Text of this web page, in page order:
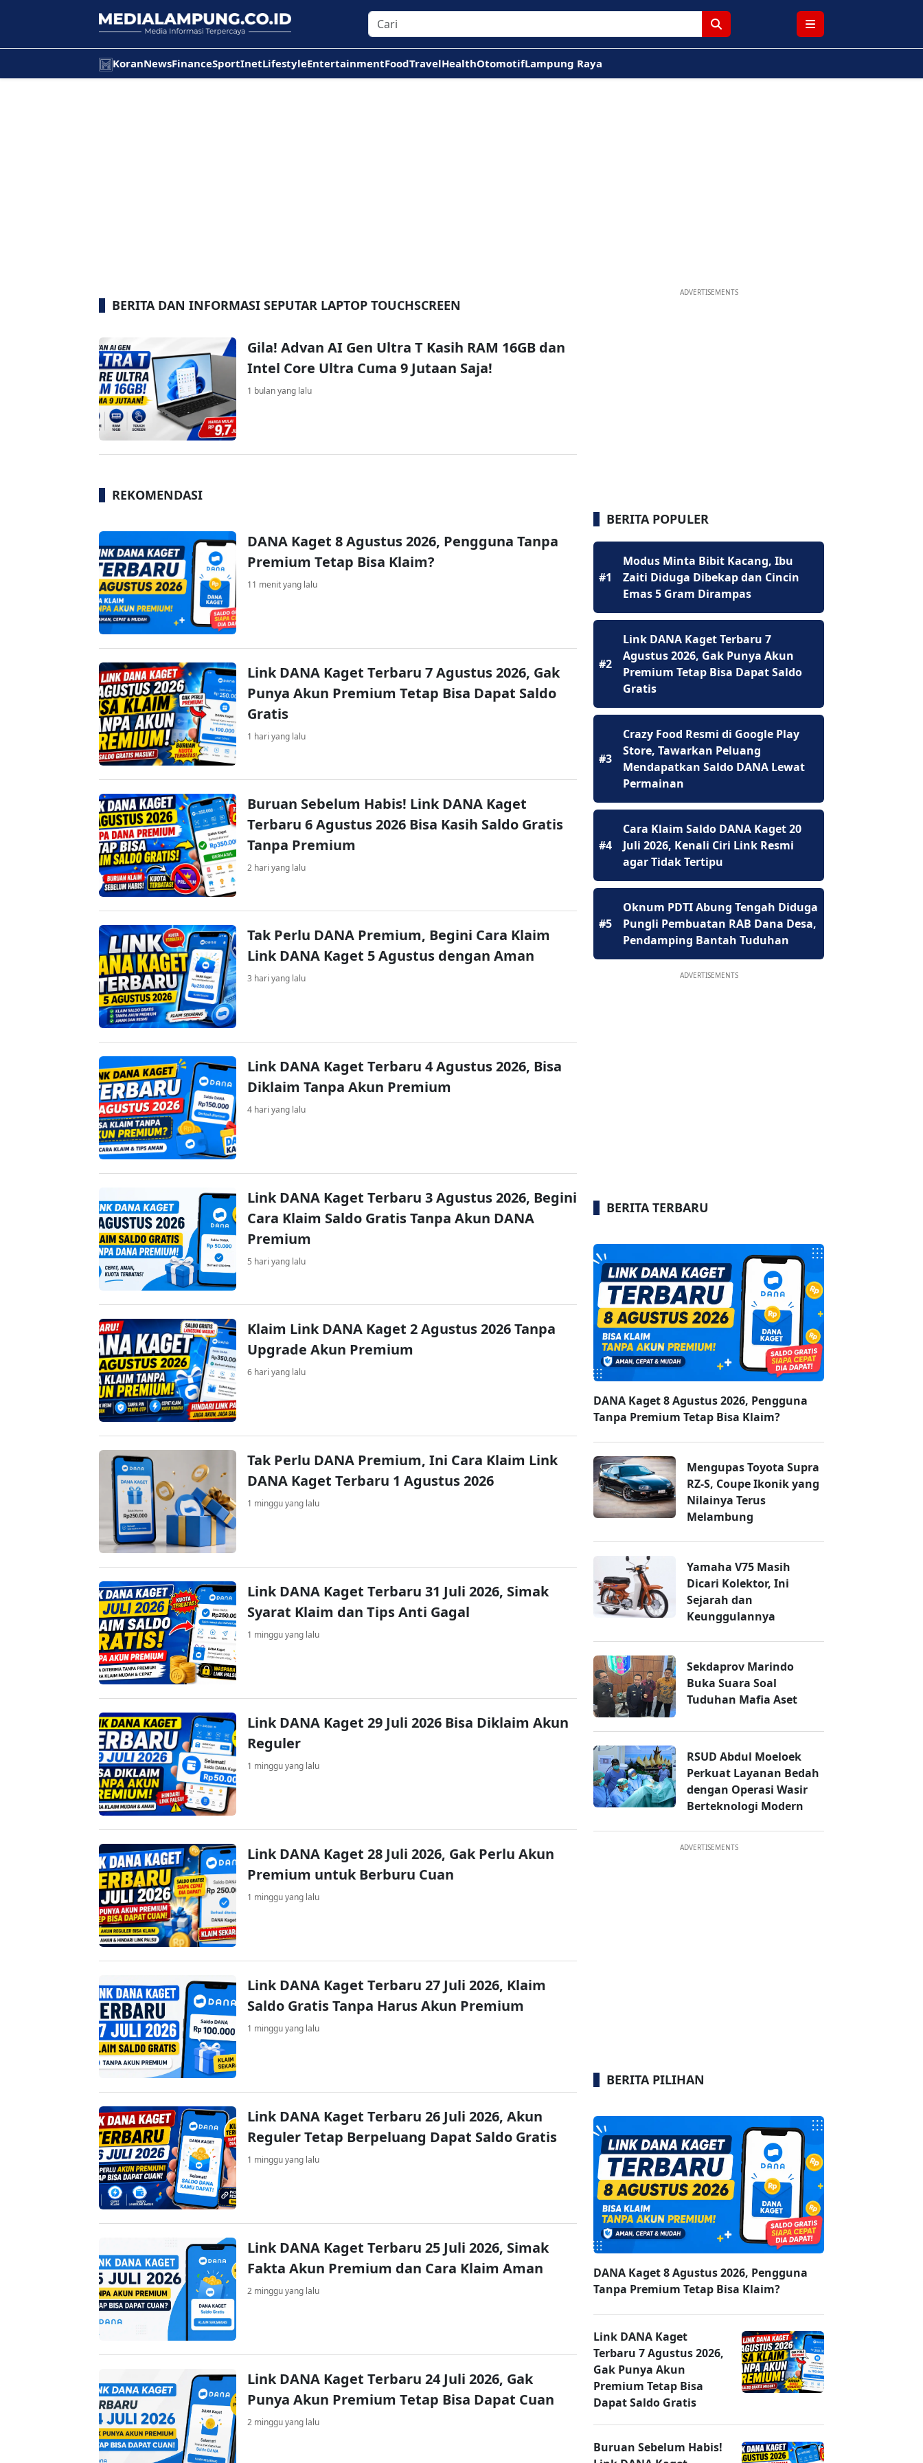
KoranNewsFinanceSportInetLifestyleEntertainmentFoodTravelHealthOtomotifLampung Raya
BERITA DAN INFORMASI SEPUTAR LAPTOP TOUCHSCREEN
Gila! Advan AI Gen Ultra T Kasih RAM 16GB dan
Intel Core Ultra Cuma 9 Jutaan Saja!
1 bulan yang lalu
REKOMENDASI
DANA Kaget 8 Agustus 2026, Pengguna Tanpa
Premium Tetap Bisa Klaim?
11 menit yang lalu
Link DANA Kaget Terbaru 7 Agustus 2026, Gak
Punya Akun Premium Tetap Bisa Dapat Saldo
Gratis
1 hari yang lalu
Buruan Sebelum Habis! Link DANA Kaget
Terbaru 6 Agustus 2026 Bisa Kasih Saldo Gratis
Tanpa Premium
2 hari yang lalu
Tak Perlu DANA Premium, Begini Cara Klaim
Link DANA Kaget 5 Agustus dengan Aman
3 hari yang lalu
Link DANA Kaget Terbaru 4 Agustus 2026, Bisa
Diklaim Tanpa Akun Premium
4 hari yang lalu
Link DANA Kaget Terbaru 3 Agustus 2026, Begini
Cara Klaim Saldo Gratis Tanpa Akun DANA
Premium
5 hari yang lalu
Klaim Link DANA Kaget 2 Agustus 2026 Tanpa
Upgrade Akun Premium
6 hari yang lalu
Tak Perlu DANA Premium, Ini Cara Klaim Link
DANA Kaget Terbaru 1 Agustus 2026
1 minggu yang lalu
Link DANA Kaget Terbaru 31 Juli 2026, Simak
Syarat Klaim dan Tips Anti Gagal
1 minggu yang lalu
Link DANA Kaget 29 Juli 2026 Bisa Diklaim Akun
Reguler
1 minggu yang lalu
Link DANA Kaget 28 Juli 2026, Gak Perlu Akun
Premium untuk Berburu Cuan
1 minggu yang lalu
Link DANA Kaget Terbaru 27 Juli 2026, Klaim
Saldo Gratis Tanpa Harus Akun Premium
1 minggu yang lalu
Link DANA Kaget Terbaru 26 Juli 2026, Akun
Reguler Tetap Berpeluang Dapat Saldo Gratis
1 minggu yang lalu
Link DANA Kaget Terbaru 25 Juli 2026, Simak
Fakta Akun Premium dan Cara Klaim Aman
2 minggu yang lalu
Link DANA Kaget Terbaru 24 Juli 2026, Gak
Punya Akun Premium Tetap Bisa Dapat Cuan
2 minggu yang lalu
ADVERTISEMENTS
BERITA POPULER
#1
Modus Minta Bibit Kacang, Ibu
Zaiti Diduga Dibekap dan Cincin
Emas 5 Gram Dirampas
#2
Link DANA Kaget Terbaru 7
Agustus 2026, Gak Punya Akun
Premium Tetap Bisa Dapat Saldo
Gratis
#3
Crazy Food Resmi di Google Play
Store, Tawarkan Peluang
Mendapatkan Saldo DANA Lewat
Permainan
#4
Cara Klaim Saldo DANA Kaget 20
Juli 2026, Kenali Ciri Link Resmi
agar Tidak Tertipu
#5
Oknum PDTI Abung Tengah Diduga
Pungli Pembuatan RAB Dana Desa,
Pendamping Bantah Tuduhan
ADVERTISEMENTS
BERITA TERBARU
DANA Kaget 8 Agustus 2026, Pengguna
Tanpa Premium Tetap Bisa Klaim?
Mengupas Toyota Supra
RZ-S, Coupe Ikonik yang
Nilainya Terus
Melambung
Yamaha V75 Masih
Dicari Kolektor, Ini
Sejarah dan
Keunggulannya
Sekdaprov Marindo
Buka Suara Soal
Tuduhan Mafia Aset
RSUD Abdul Moeloek
Perkuat Layanan Bedah
dengan Operasi Wasir
Berteknologi Modern
ADVERTISEMENTS
BERITA PILIHAN
DANA Kaget 8 Agustus 2026, Pengguna
Tanpa Premium Tetap Bisa Klaim?
Link DANA Kaget
Terbaru 7 Agustus 2026,
Gak Punya Akun
Premium Tetap Bisa
Dapat Saldo Gratis
Buruan Sebelum Habis!